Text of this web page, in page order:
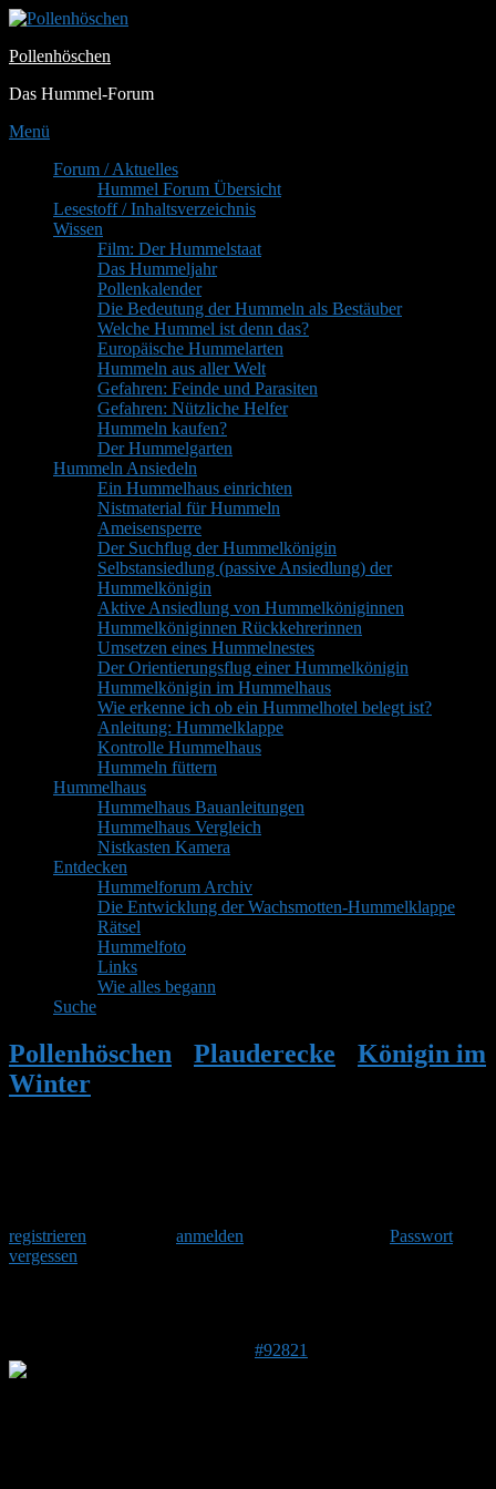
Zum
springen
Pollenhöschen
Das Hummel-Forum
Menü
PrimäresForum / Aktuelles
Hummel Forum Übersicht
Lesestoff / Inhaltsverzeichnis
Wissen
Film: Der Hummelstaat
Das Hummeljahr
Pollenkalender
Die Bedeutung der Hummeln als Bestäuber
Welche Hummel ist denn das?
Europäische Hummelarten
Hummeln aus aller Welt
Gefahren: Feinde und Parasiten
Gefahren: Nützliche Helfer
Hummeln kaufen?
Der Hummelgarten
Hummeln Ansiedeln
Ein Hummelhaus einrichten
Nistmaterial für Hummeln
Ameisensperre
Der Suchflug der Hummelkönigin
Selbstansiedlung (passive Ansiedlung) der
Hummelkönigin
Aktive Ansiedlung von Hummelköniginnen
Hummelköniginnen Rückkehrerinnen
Umsetzen eines Hummelnestes
Der Orientierungsflug einer Hummelkönigin
Hummelkönigin im Hummelhaus
Wie erkenne ich ob ein Hummelhotel belegt ist?
Anleitung: Hummelklappe
Kontrolle Hummelhaus
Hummeln füttern
Hummelhaus
Hummelhaus Bauanleitungen
Hummelhaus Vergleich
Nistkasten Kamera
Entdecken
Hummelforum Archiv
Die Entwicklung der Wachsmotten-Hummelklappe
Rätsel
Hummelfoto
Links
Wie alles begann
Suche
Pollenhöschen Plauderecke
Königin im
Winter
registrieren
anmelden
Passwort
vergessen
#92821